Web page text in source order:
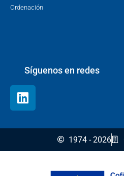
Ordenación
Síguenos en redes
1974 - 2026